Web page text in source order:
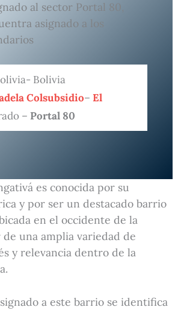
al sector Portal 80,
asignado a los
Bolivia
Colsubsidio– El
– Portal 80
es conocida por su
y por ser un destacado barrio
en el occidente de la
una amplia variedad de
y relevancia dentro de la
a este barrio se identifica